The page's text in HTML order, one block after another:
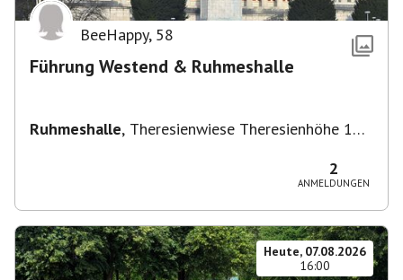
BeeHappy, 58
Führung Westend & Ruhmeshalle
Ruhmeshalle, Theresienwiese Theresienhöhe 16,
2
ANMELDUNGEN
Heute, 07.08.2026
16:00